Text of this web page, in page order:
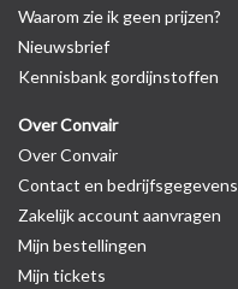
Waarom zie ik geen prijzen?
Nieuwsbrief
Kennisbank gordijnstoffen
Over Convair
Over Convair
Contact en bedrijfsgegevens
Zakelijk account aanvragen
Mijn bestellingen
Mijn tickets